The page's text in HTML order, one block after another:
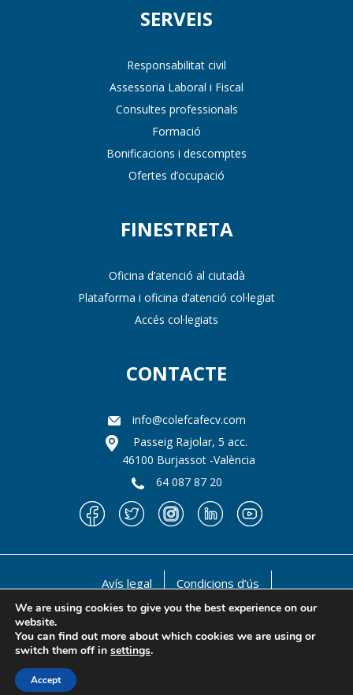
SERVEIS
Responsabilitat civil
Assessoria Laboral i Fiscal
Consultes professionals
Formació
Bonificacions i descomptes
Ofertes d’ocupació
FINESTRETA
Oficina d’atenció al ciutadà
Plataforma i oficina d’atenció col·legiat
Accés col·legiats
CONTACTE
info@colefcafecv.com
Passeig Rajolar, 5 acc.
46100 Burjassot -València
64 087 87 20
Avís legal
Condicions d’ús
Política de privacitat
Política de cookies
@ 1990-2021 Il llustre Col·legi oficial de Llicenciats en
Educació Física i en Ciències de l'Activitat Física i de
We are using cookies to give you the best experience on our
website.
You can find out more about which cookies we are using or
switch them off in settings.
Accept